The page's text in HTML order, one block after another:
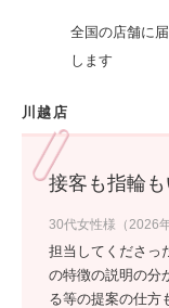
全国の店舗に
します
川越店
接客も指輪
30代女性様（2026
担当してくださっ
の特徴の説明の分
る等の提案の仕方